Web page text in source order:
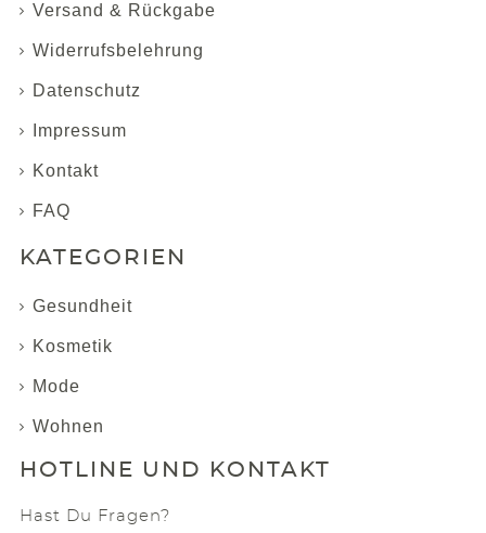
Versand & Rückgabe
Widerrufsbelehrung
Datenschutz
Impressum
Kontakt
FAQ
KATEGORIEN
Gesundheit
Kosmetik
Mode
Wohnen
HOTLINE UND KONTAKT
Hast Du Fragen?